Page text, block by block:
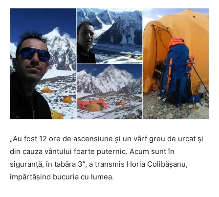
„Au fost 12 ore de ascensiune și un vârf greu de urcat și
din cauza vântului foarte puternic. Acum sunt în
siguranță, în tabăra 3”, a transmis Horia Colibășanu,
împărtășind bucuria cu lumea.